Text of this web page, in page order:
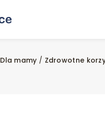
Dla mamy / Zdrowotne